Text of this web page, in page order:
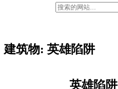
建筑物: 英雄陷阱
英雄陷阱